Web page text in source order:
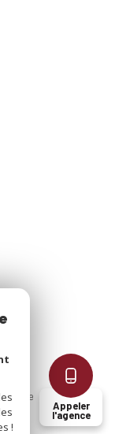
Appeler
l'agence
Cookies
!